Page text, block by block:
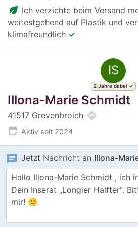
eco Ich verzichte beim Versand
weitestgehend auf Plastik und
klimafreundlich ✓
IS
2 Jahre dabei
Illona-Marie Schmidt
41517 Grevenbroich directions
edit_calendar Aktiv seit 2024
chat Jetzt Nachricht an Illona-